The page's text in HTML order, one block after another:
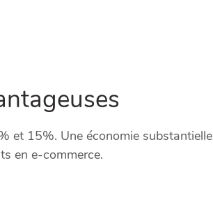
et 15%. Une économie substantielle
en e-commerce.